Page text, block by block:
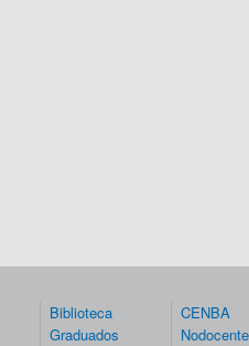
Biblioteca
Graduados
CENBA